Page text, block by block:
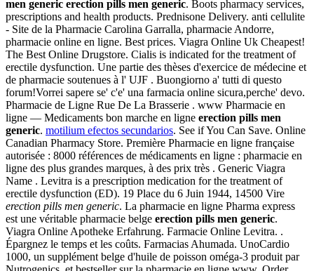
men generic erection pills men generic. Boots pharmacy services,
prescriptions and health products. Prednisone Delivery. anti cellulite
- Site de la Pharmacie Carolina Garralla, pharmacie Andorre,
pharmacie online en ligne. Best prices. Viagra Online Uk Cheapest!
The Best Online Drugstore. Cialis is indicated for the treatment of
erectile dysfunction. Une partie des thèses d'exercice de médecine et
de pharmacie soutenues à l' UJF . Buongiorno a' tutti di questo
forum!Vorrei sapere se' c'e' una farmacia online sicura,perche' devo.
Pharmacie de Ligne Rue De La Brasserie . www Pharmacie en
ligne — Medicaments bon marche en ligne erection pills men
generic. motilium efectos secundarios. See if You Can Save. Online
Canadian Pharmacy Store. Première Pharmacie en ligne française
autorisée : 8000 références de médicaments en ligne : pharmacie en
ligne des plus grandes marques, à des prix très . Generic Viagra
Name . Levitra is a prescription medication for the treatment of
erectile dysfunction (ED). 19 Place du 6 Juin 1944, 14500 Vire
erection pills men generic. La pharmacie en ligne Pharma express
est une véritable pharmacie belge erection pills men generic.
Viagra Online Apotheke Erfahrung. Farmacie Online Levitra. .
Épargnez le temps et les coûts. Farmacias Ahumada. UnoCardio
1000, un supplément belge d'huile de poisson oméga-3 produit par